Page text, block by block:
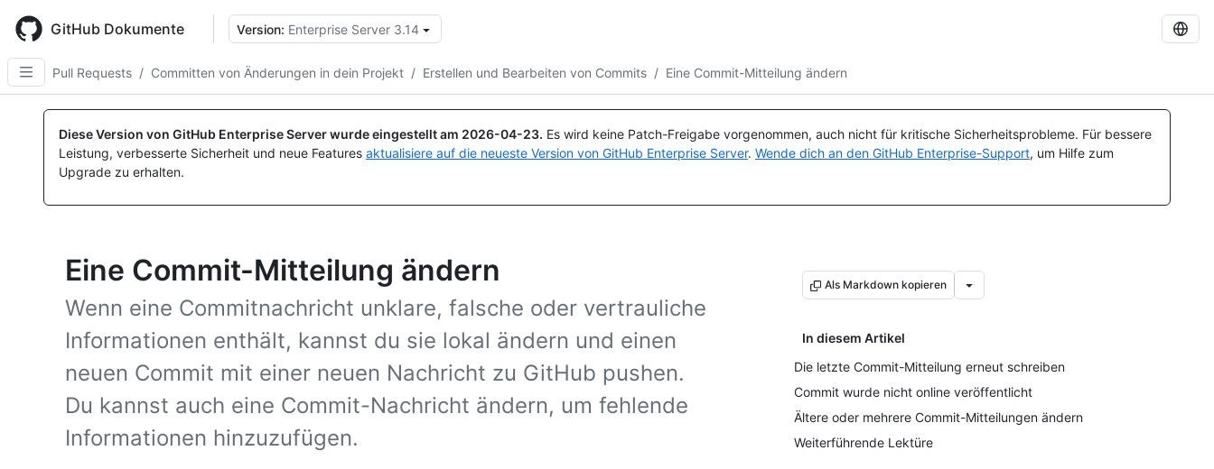
main
content
GitHub Dokumente Version: Enterprise Server 3.14
Pull Requests / Committen von Änderungen in dein Projekt / Erstellen und Bearbeiten von Commits / Eine Commit-Mitteilung ändern
Diese Version von GitHub Enterprise Server wurde eingestellt am 2026-04-23. Es wird keine Patch-Freigabe vorgenommen, auch nicht für kritische Sicherheitsprobleme. Für bessere
Leistung, verbesserte Sicherheit und neue Features aktualisiere auf die neueste Version von GitHub Enterprise Server. Wende dich an den GitHub Enterprise-Support, um Hilfe zum
Upgrade zu erhalten.
Eine Commit-Mitteilung ändern
Wenn eine Commitnachricht unklare, falsche oder vertrauliche
Informationen enthält, kannst du sie lokal ändern und einen
neuen Commit mit einer neuen Nachricht zu GitHub pushen.
Du kannst auch eine Commit-Nachricht ändern, um fehlende
Informationen hinzuzufügen.
Als Markdown kopieren
In diesem Artikel
Die letzte Commit-Mitteilung erneut schreiben
Commit wurde nicht online veröffentlicht
Ältere oder mehrere Commit-Mitteilungen ändern
Weiterführende Lektüre